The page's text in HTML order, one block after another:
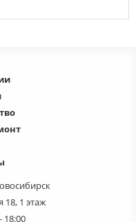
18, 1 этаж
18:00